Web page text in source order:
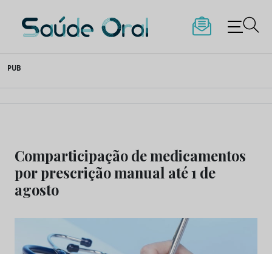
to
content
Saúde Oral
PUB
Comparticipação de medicamentos
por prescrição manual até 1 de
agosto